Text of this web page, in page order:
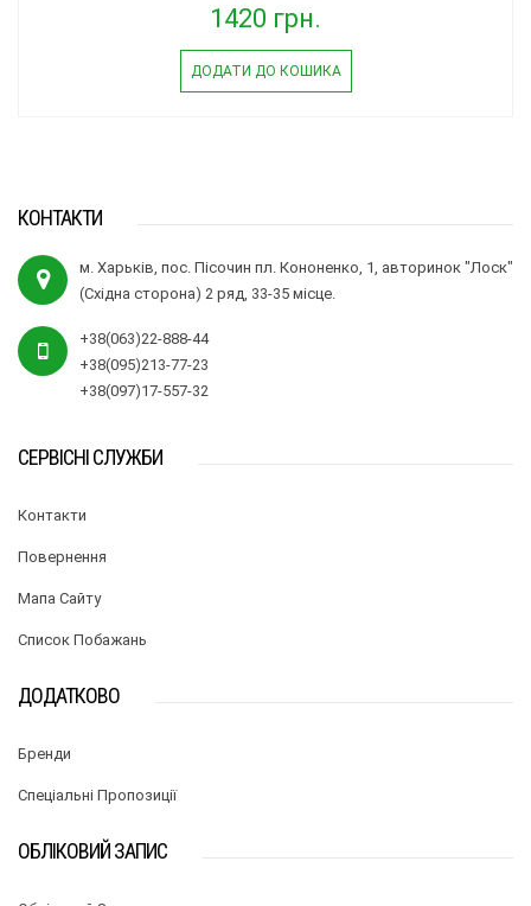
1420 грн.
ДОДАТИ ДО КОШИКА
КОНТАКТИ
м. Харьків, пос. Пісочин пл. Кононенко, 1, авторинок "Лоск"
(Східна сторона) 2 ряд, 33-35 місце.
+38(063)22-888-44
+38(095)213-77-23
+38(097)17-557-32
СЕРВІСНІ СЛУЖБИ
Контакти
Повернення
Мапа Сайту
Список Побажань
ДОДАТКОВО
Бренди
Спеціальні Пропозиції
ОБЛІКОВИЙ ЗАПИС